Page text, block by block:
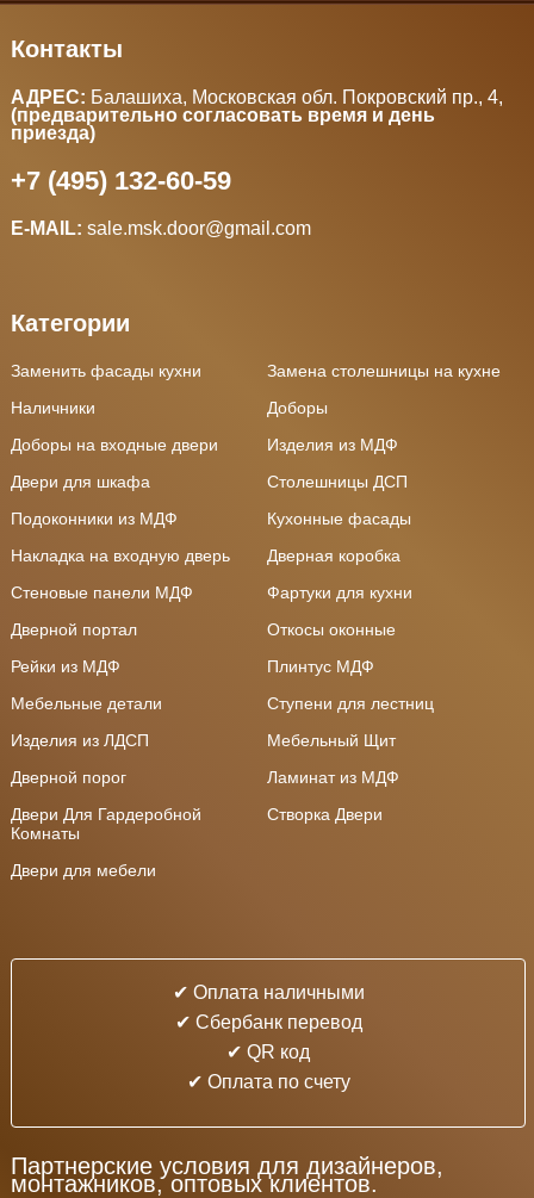
Контакты
АДРЕС: Балашиха, Московская обл. Покровский пр., 4,
(предварительно согласовать время и день
приезда)
+7 (495) 132-60-59
E-MAIL: sale.msk.door@gmail.com
Категории
Заменить фасады кухни
Замена столешницы на кухне
Наличники
Доборы
Доборы на входные двери
Изделия из МДФ
Двери для шкафа
Столешницы ДСП
Подоконники из МДФ
Кухонные фасады
Накладка на входную дверь
Дверная коробка
Стеновые панели МДФ
Фартуки для кухни
Дверной портал
Откосы оконные
Рейки из МДФ
Плинтус МДФ
Мебельные детали
Ступени для лестниц
Изделия из ЛДСП
Мебельный Щит
Дверной порог
Ламинат из МДФ
Двери Для Гардеробной
Комнаты
Створка Двери
Двери для мебели
✔ Оплата наличными
✔ Cбербанк перевод
✔ QR код
✔ Оплата по счету
Партнерские условия для дизайнеров,
монтажников, оптовых клиентов.